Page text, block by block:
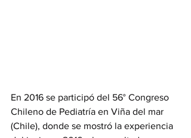
En 2016 se participó del 56° Congreso
Chileno de Pediatría en Viña del mar
(Chile), donde se mostró la experiencia